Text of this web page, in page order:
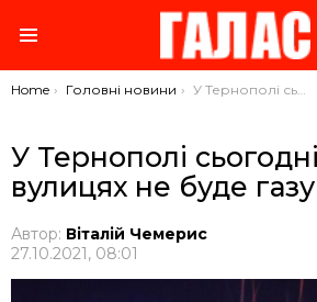
You are here:
Home Головні новини У Тернополі сьогодні на деяких вулицях не буде газу
У Тернополі
вулицях не буде газу
Автор: Віталій Чемерис
27.10.2021, 08:01